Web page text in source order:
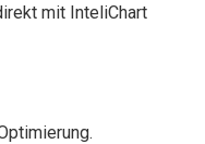
mit InteliChart